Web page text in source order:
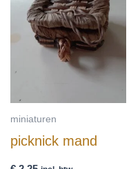
miniaturen
picknick mand